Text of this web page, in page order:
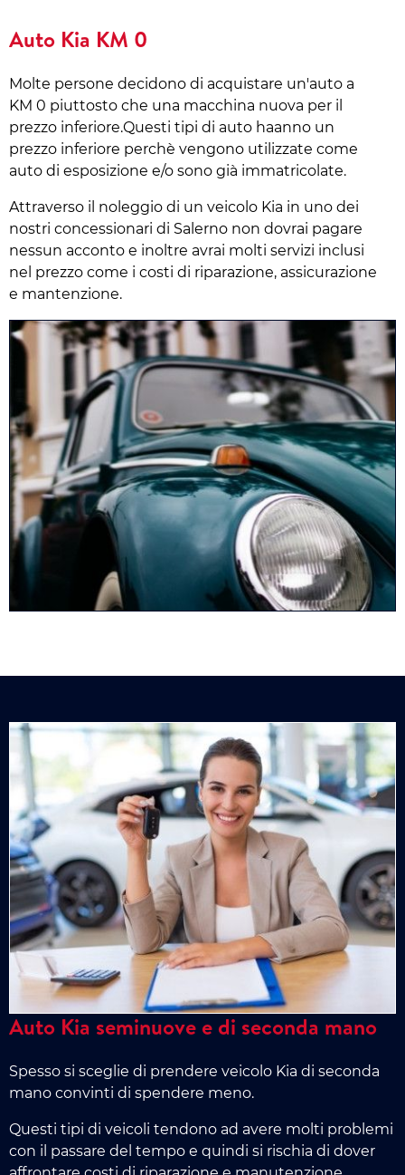
Auto Kia KM 0
Molte persone decidono di acquistare un'auto a
KM 0 piuttosto che una macchina nuova per il
prezzo inferiore.Questi tipi di auto haanno un
prezzo inferiore perchè vengono utilizzate come
auto di esposizione e/o sono già immatricolate.
Attraverso il noleggio di un veicolo Kia in uno dei
nostri concessionari di Salerno non dovrai pagare
nessun acconto e inoltre avrai molti servizi inclusi
nel prezzo come i costi di riparazione, assicurazione
e mantenzione.
Auto Kia seminuove e di seconda mano
Spesso si sceglie di prendere veicolo Kia di seconda
mano convinti di spendere meno.
Questi tipi di veicoli tendono ad avere molti problemi
con il passare del tempo e quindi si rischia di dover